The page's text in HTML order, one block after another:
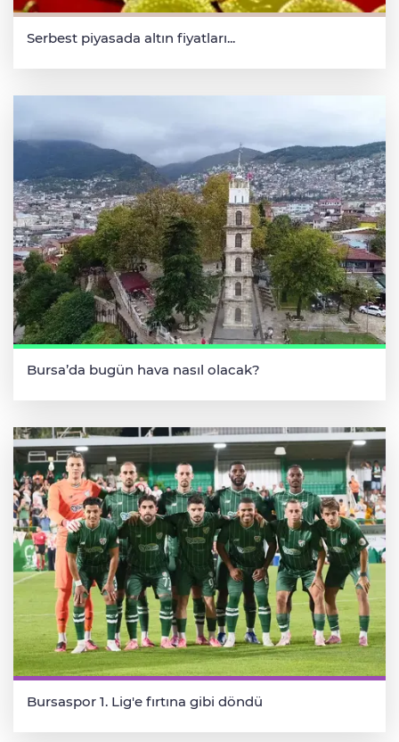
Serbest piyasada altın fiyatları...
Bursa’da bugün hava nasıl olacak?
Bursaspor 1. Lig'e fırtına gibi döndü